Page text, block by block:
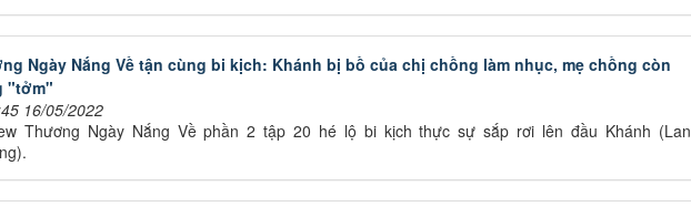
Ngày Nắng Về tận cùng bi kịch: Khánh bị bồ của chị chồng làm nhục, mẹ chồng còn
"tởm"
16/05/2022
Thương Ngày Nắng Về phần 2 tập 20 hé lộ bi kịch thực sự sắp rơi lên đầu Khánh (Lan